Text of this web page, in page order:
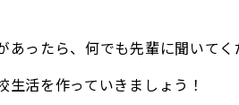
あったら、何でも先輩に聞いてく
生活を作っていきましょう！